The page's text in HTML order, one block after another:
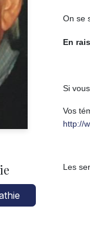
On se
En
Si
Vos
http://
Les